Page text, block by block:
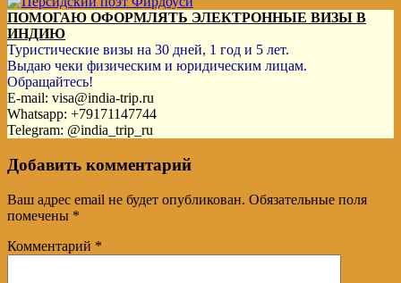
ПОМОГАЮ ОФОРМЛЯТЬ ЭЛЕКТРОННЫЕ ВИЗЫ В
ИНДИЮ
Туристические визы на 30 дней, 1 год и 5 лет.
Выдаю чеки физическим и юридическим лицам.
Обращайтесь!
E-mail: visa@india-trip.ru
Whatsapp: +79171147744
Telegram: @india_trip_ru
Добавить комментарий
Ваш адрес email не будет опубликован. Обязательные поля
помечены *
Комментарий *